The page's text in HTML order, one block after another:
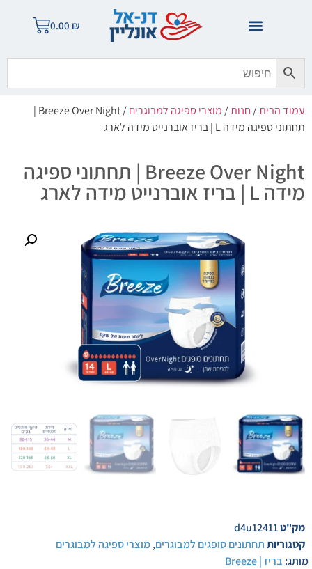
0.00 ₪
עמוד הבית/חנות/מוצרי ספיגה למבוגרים
/ Breeze Over Night |
תחתוני ספיגה מידה L | בריז אוברנייט מידה לארג
Breeze Over Night | תחתוני ספיגה
מידה L | בריז אוברנייט מידה לארג
מק"טd4u12411
קטגוריותתחתונים סופגים למבוגרים,מוצרי ספיגה למבוגרים
מותג: בריז | Breeze